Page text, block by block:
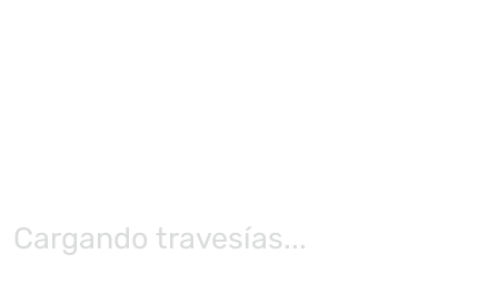
Cargando travesías...